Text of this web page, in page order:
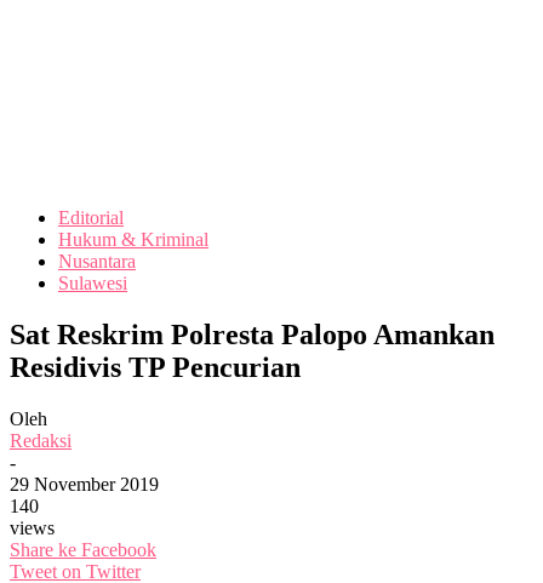
Editorial
Hukum & Kriminal
Nusantara
Sulawesi
Sat Reskrim Polresta Palopo Amankan
Residivis TP Pencurian
Oleh
Redaksi
-
29 November 2019
140
views
Share ke Facebook
Tweet on Twitter